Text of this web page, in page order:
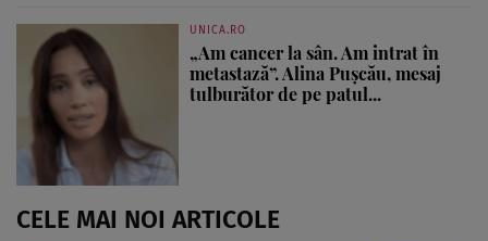
UNICA.RO
„Am cancer la sân. Am intrat în
metastază”. Alina Pușcău, mesaj
tulburător de pe patul...
CELE MAI NOI ARTICOLE